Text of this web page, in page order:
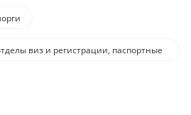
виз и регистрации, паспортные